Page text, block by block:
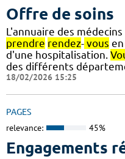
Offre de soins
L'annuaire des médecins
prendre rendez- vous
d'une hospitalisation.
des différents
18/02/2026 15:25
PAGES
relevance: 45%
Engagements